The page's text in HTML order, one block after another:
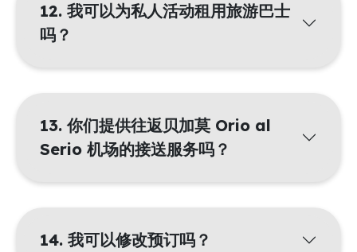
12. 我可以为私人活动租用旅游巴士
吗？
13. 你们提供往返贝加莫 Orio al
Serio 机场的接送服务吗？
14. 我可以修改预订吗？